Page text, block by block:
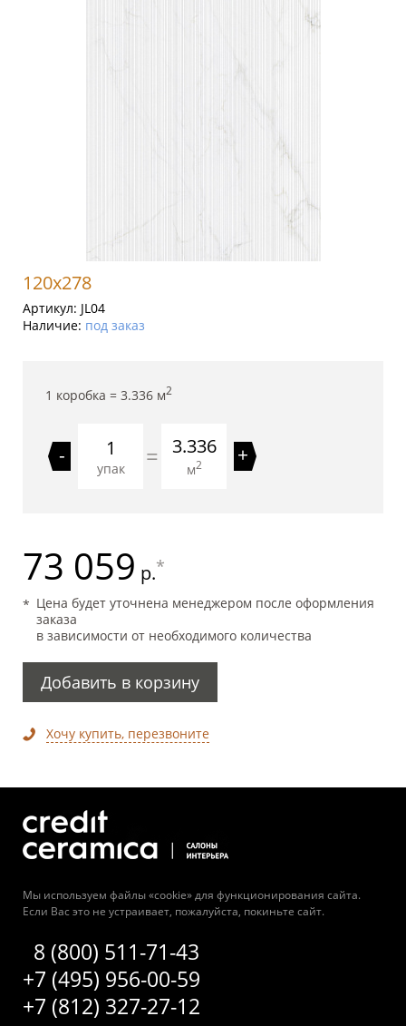
120x278
Артикул: JL04
Наличие: под заказ
1 коробка = 3.336 м2
-
упак = 3.336
м2 +
73 059 р.*
Цена будет уточнена менеджером после оформления
заказа
в зависимости от необходимого количества
Добавить в корзину
Хочу купить, перезвоните
Мы используем файлы «cookie» для функционирования сайта.
Если Вас это не устраивает, пожалуйста, покиньте сайт.
8 (800) 511-71-43
+7 (495) 956-00-59
+7 (812) 327-27-12